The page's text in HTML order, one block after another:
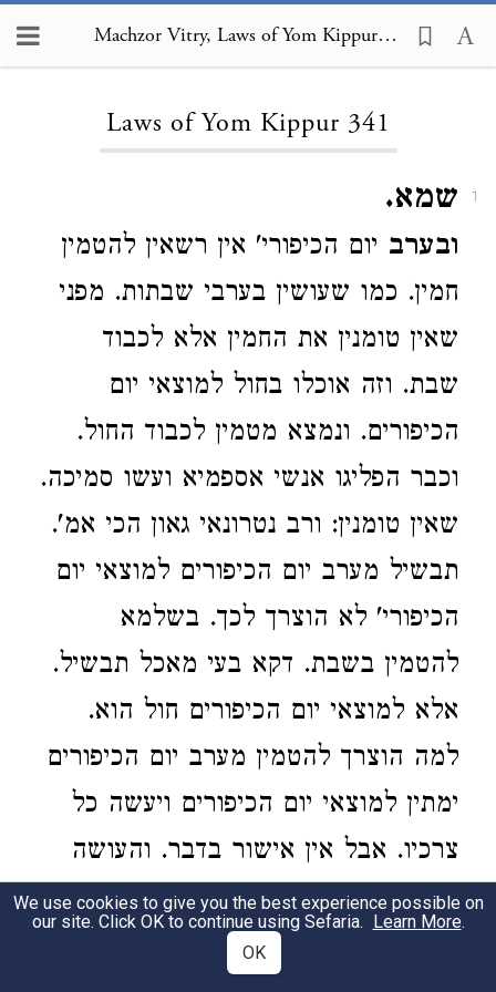
Machzor Vitry, Laws of Yom Kippur 341
Laws of Yom Kippur 341
1 שמא.
ובערב יום הכיפורי' אין רשאין להטמין
חמין. כמו שעושין בערבי שבתות. מפני
שאין טומנין את החמין אלא לכבוד
שבת. וזה אוכלו בחול למוצאי יום
הכיפורים. ונמצא מטמין לכבוד החול.
וכבר הפליגו אנשי אספמיא ועשו סמיכה.
שאין טומנין: ורב נטרונאי גאון הכי אמ'.
תבשיל מערב יום הכיפורים למוצאי יום
הכיפורי' לא הוצרך לכך. בשלמא
להטמין בשבת. דקא בעי מאכל תבשיל.
אלא למוצאי יום הכיפורים חול הוא.
למה הוצרך להטמין מערב יום הכיפורים
ימתין למוצאי יום הכיפורים ויעשה כל
צרכיו. אבל אין אישור בדבר. והעושה
כך אין מוחין בו ואין מונעין אותו: וכן
We use cookies to give you the best experience possible on
our site. Click OK to continue using Sefaria. Learn More.
OK